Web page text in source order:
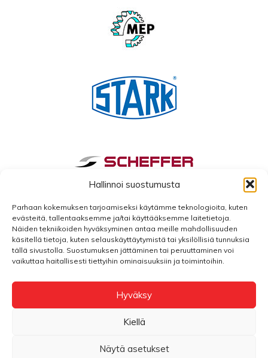
Hallinnoi suostumusta
Parhaan kokemuksen tarjoamiseksi käytämme teknologioita, kuten
evästeitä, tallentaaksemme ja/tai käyttääksemme laitetietoja.
Näiden tekniikoiden hyväksyminen antaa meille mahdollisuuden
käsitellä tietoja, kuten selauskäyttäytymistä tai yksilöllisiä tunnuksia
tällä sivustolla. Suostumuksen jättäminen tai peruuttaminen voi
vaikuttaa haitallisesti tiettyihin ominaisuuksiin ja toimintoihin.
Hyväksy
Kiellä
Näytä asetukset